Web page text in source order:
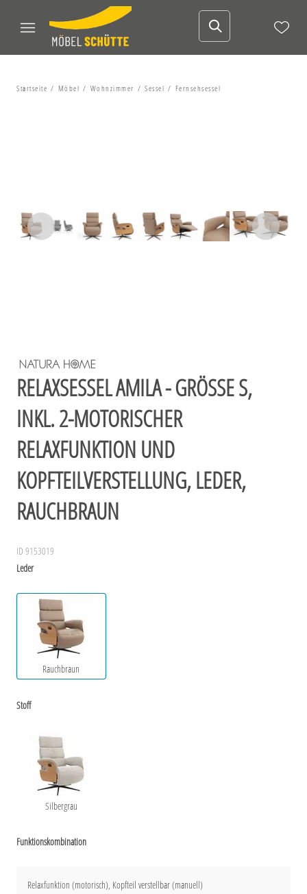
Startseite Möbel Wohnzimmer Sessel Fernsehsessel
RELAXSESSEL AMILA - GRÖSSE S, I
NKL. 2-MOTORISCHER R
ELAXFUNKTION UND K
OPFTEILVERSTELLUNG, LEDER, R
AUCHBRAUN
ID 9153019
Leder
Rauchbraun
Stoff
Silbergrau
Funktionskombination
Relaxfunktion (motorisch), Kopfteil verstellbar (manuell)